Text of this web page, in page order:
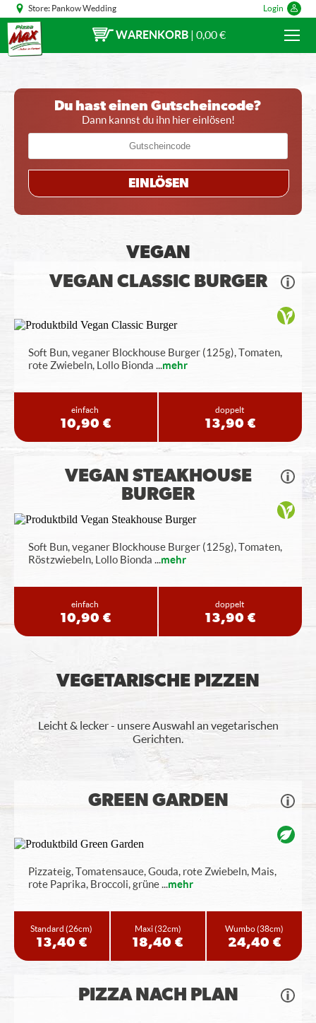
Store: Pankow Wedding Login
WARENKORB | 0,00 €
Du hast einen Gutscheincode?
Dann kannst du ihn hier einlösen!
EINLÖSEN
VEGAN
VEGAN CLASSIC BURGER
Soft Bun, veganer Blockhouse Burger (125g), Tomaten,
rote Zwiebeln, Lollo Bionda ...mehr
einfach
10,90 €
doppelt
13,90 €
VEGAN STEAKHOUSE
BURGER
Soft Bun, veganer Blockhouse Burger (125g), Tomaten,
Röstzwiebeln, Lollo Bionda ...mehr
einfach
10,90 €
doppelt
13,90 €
VEGETARISCHE PIZZEN
Leicht & lecker - unsere Auswahl an vegetarischen
Gerichten.
GREEN GARDEN
Pizzateig, Tomatensauce, Gouda, rote Zwiebeln, Mais,
rote Paprika, Broccoli, grüne...mehr
Standard(26cm)
13,40 €
Maxi(32cm)
18,40 €
Wumbo(38cm)
24,40 €
PIZZA NACH PLAN